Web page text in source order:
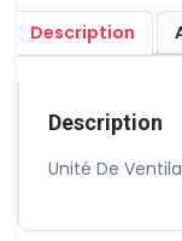
Ventilation
Ventilateurs
Thermostat
Description
Description
Unité De